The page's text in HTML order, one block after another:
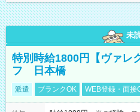
未
特別時給1800円【ヴァレ
フ 日本橋
派遣 ブランクOK WEB登録・面接